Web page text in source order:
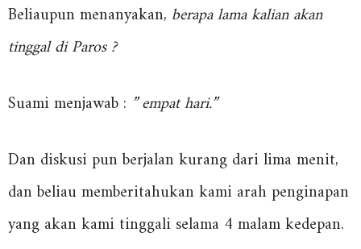
Beliaupun menanyakan, berapa lama kalian akan
tinggal di Paros ?
Suami menjawab : ” empat hari.”
Dan diskusi pun berjalan kurang dari lima menit,
dan beliau memberitahukan kami arah penginapan
yang akan kami tinggali selama 4 malam kedepan.